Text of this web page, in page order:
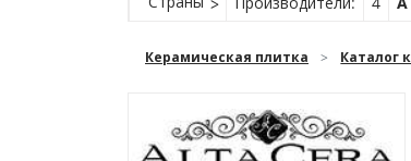
Керамическая плитка Каталог